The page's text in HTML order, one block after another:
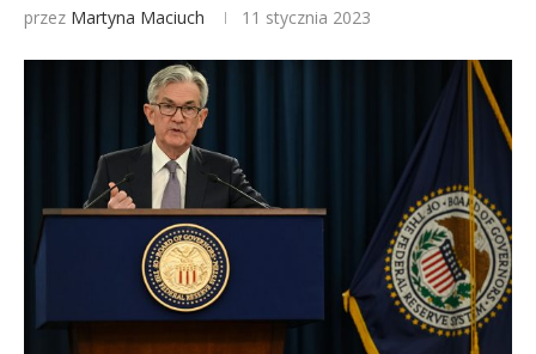
przez Martyna Maciuch 11 stycznia 2023